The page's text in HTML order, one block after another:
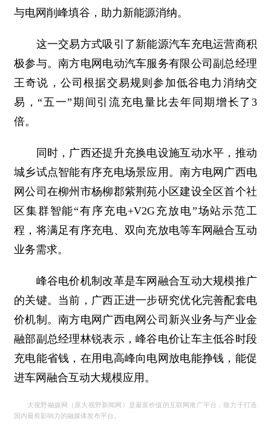
与电网削峰填谷，助力新能源消纳。
这一交易方式吸引了新能源汽车充电运营商积
极参与。南方电网电动汽车服务有限公司副总经理
王奇说，公司根据交易规则参加低谷电力消纳交
易，“五一”期间引流充电量比去年同期增长了3
倍。
同时，广西还提升充换电设施互动水平，推动
城乡试点智能有序充电场景应用。南方电网广西电
网公司在柳州市杨柳郡紫荆苑小区建设全区首个社
区集群智能“有序充电+V2G充放电”场站示范工
程，将满足有序充电、双向充放电等车网融合互动
业务需求。
峰谷电价机制改革是车网融合互动大规模推广
的关键。当前，广西正进一步研究优化完善配套电
价机制。南方电网广西电网公司新兴业务与产业金
融部副总经理林锐表示，峰谷电价让车主低谷时段
充电能省钱，在用电高峰向电网放电能挣钱，能促
进车网融合互动大规模应用。
大视野融媒网（原大视野新闻网）是最富价值的互联网推广平台，致力于打造
国内最有影响力的融媒体发布平台。